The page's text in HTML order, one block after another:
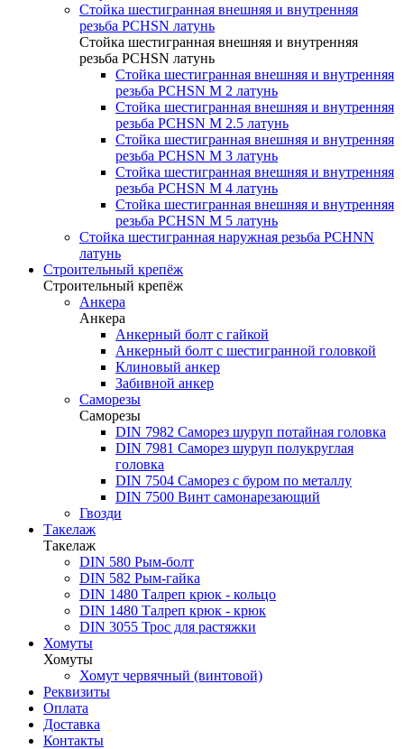
Стойка шестигранная внешняя и внутренняя
резьба PCHSN латунь
Стойка шестигранная внешняя и внутренняя
резьба PCHSN латунь
Стойка шестигранная внешняя и внутренняя
резьба PCHSN М 2 латунь
Стойка шестигранная внешняя и внутренняя
резьба PCHSN М 2.5 латунь
Стойка шестигранная внешняя и внутренняя
резьба PCHSN М 3 латунь
Стойка шестигранная внешняя и внутренняя
резьба PCHSN М 4 латунь
Стойка шестигранная внешняя и внутренняя
резьба PCHSN М 5 латунь
Стойка шестигранная наружная резьба PCHNN
латунь
Строительный крепёж
Строительный крепёж
Анкера
Анкера
Анкерный болт с гайкой
Анкерный болт с шестигранной головкой
Клиновый анкер
Забивной анкер
Саморезы
Саморезы
DIN 7982 Саморез шуруп потайная головка
DIN 7981 Саморез шуруп полукруглая
головка
DIN 7504 Саморез с буром по металлу
DIN 7500 Винт самонарезающий
Гвозди
Такелаж
Такелаж
DIN 580 Рым-болт
DIN 582 Рым-гайка
DIN 1480 Талреп крюк - кольцо
DIN 1480 Талреп крюк - крюк
DIN 3055 Трос для растяжки
Хомуты
Хомуты
Хомут червячный (винтовой)
Реквизиты
Оплата
Доставка
Контакты